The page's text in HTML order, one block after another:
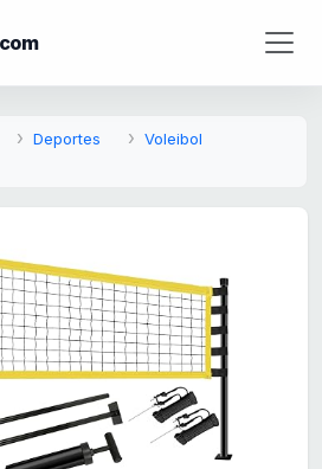
Deportes Voleibol